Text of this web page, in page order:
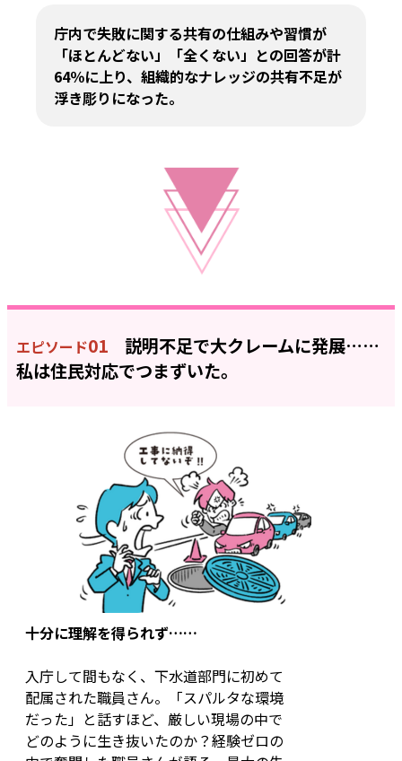
庁内で失敗に関する共有の仕組みや習慣が
「ほとんどない」「全くない」との回答が計
64％に上り、組織的なナレッジの共有不足が
浮き彫りになった。
エピソード01
説明不足で大クレームに発展……
私は住民対応でつまずいた。
十分に理解を得られず……
入庁して間もなく、下水道部門に初めて
配属された職員さん。「スパルタな環境
だった」と話すほど、厳しい現場の中で
どのように生き抜いたのか？経験ゼロの